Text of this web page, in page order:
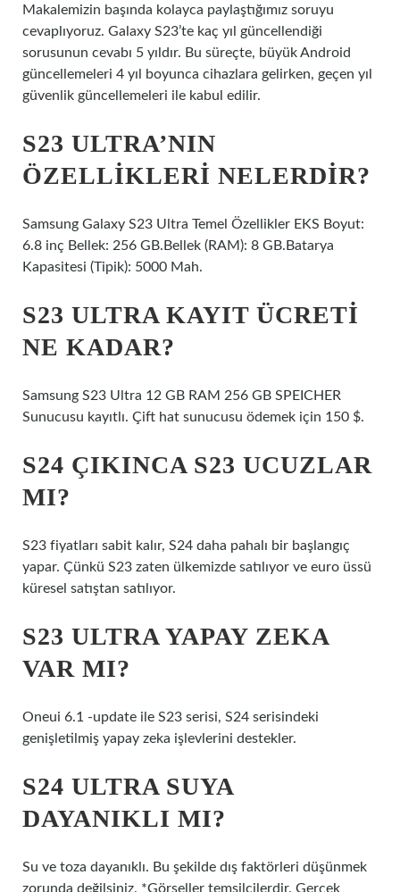
Makalemizin başında kolayca paylaştığımız soruyu
cevaplıyoruz. Galaxy S23’te kaç yıl güncellendiği
sorusunun cevabı 5 yıldır. Bu süreçte, büyük Android
güncellemeleri 4 yıl boyunca cihazlara gelirken, geçen yıl
güvenlik güncellemeleri ile kabul edilir.
S23 ULTRA’NIN
ÖZELLIKLERI NELERDIR?
Samsung Galaxy S23 Ultra Temel Özellikler EKS Boyut:
6.8 inç Bellek: 256 GB.Bellek (RAM): 8 GB.Batarya
Kapasitesi (Tipik): 5000 Mah.
S23 ULTRA KAYIT ÜCRETI
NE KADAR?
Samsung S23 Ultra 12 GB RAM 256 GB SPEICHER
Sunucusu kayıtlı. Çift hat sunucusu ödemek için 150 $.
S24 ÇIKINCA S23 UCUZLAR
MI?
S23 fiyatları sabit kalır, S24 daha pahalı bir başlangıç ​​
yapar. Çünkü S23 zaten ülkemizde satılıyor ve euro üssü
küresel satıştan satılıyor.
S23 ULTRA YAPAY ZEKA
VAR MI?
Oneui 6.1 -update ile S23 serisi, S24 serisindeki
genişletilmiş yapay zeka işlevlerini destekler.
S24 ULTRA SUYA
DAYANIKLI MI?
Su ve toza dayanıklı. Bu şekilde dış faktörleri düşünmek
zorunda değilsiniz. *Görseller temsilcilerdir. Gerçek